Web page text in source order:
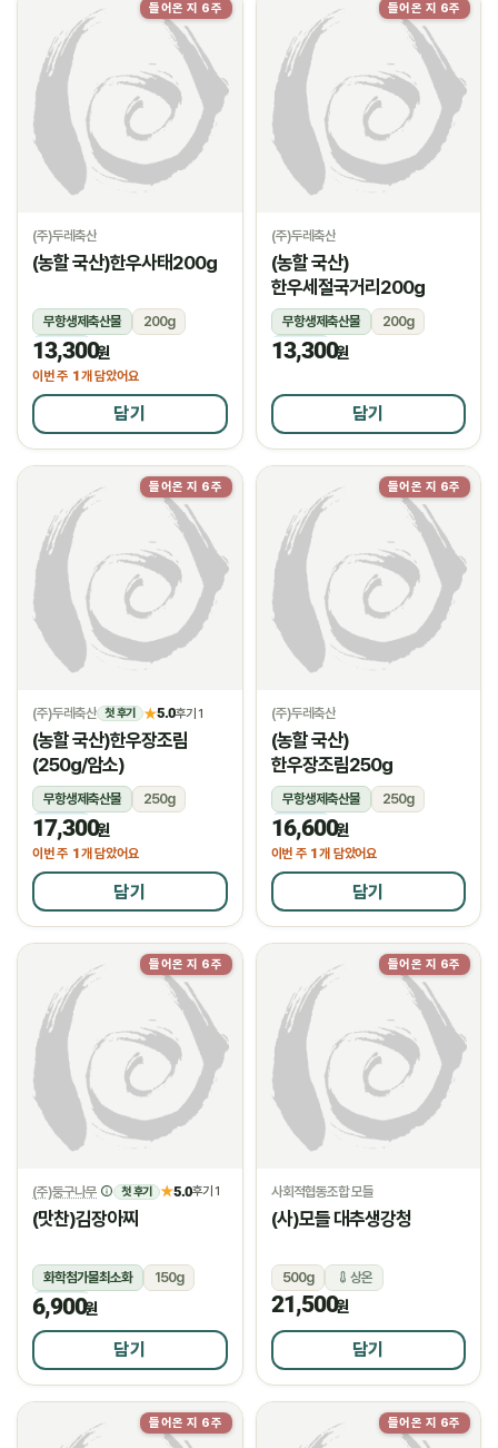
들어온 지 6주
(주)두레축산
(농할 국산)한우사태200g
무항생제축산물
200g
냉장
13,300원
이번 주 1개 담았어요
담기
들어온 지 6주
(주)두레축산
(농할 국산)
한우세절국거리200g
무항생제축산물
200g
냉장
13,300원
담기
들어온 지 6주
(주)두레축산 첫 후기 ★5.0후기 1
(농할 국산)한우장조림
(250g/암소)
무항생제축산물
250g
냉장
17,300원
이번 주 1개 담았어요
담기
들어온 지 6주
(주)두레축산
(농할 국산)
한우장조림250g
무항생제축산물
250g
냉장
16,600원
이번 주 1개 담았어요
담기
들어온 지 6주
(주)둥구나무 첫 후기 ★5.0후기 1
(맛찬)김장아찌
화학첨가물최소화
150g
냉장
6,900원
담기
들어온 지 6주
사회적협동조합 모들
(사)모들 대추생강청
500g 상온
21,500원
담기
들어온 지 6주 들어온 지 6주